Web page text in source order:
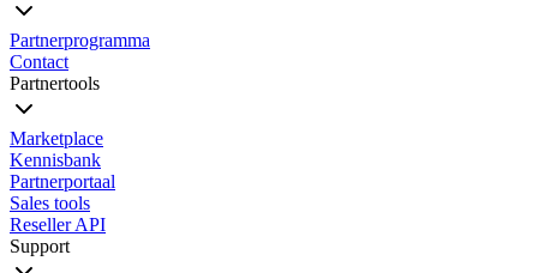
Partnerprogramma
Contact
Partnertools
Marketplace
Kennisbank
Partnerportaal
Sales tools
Reseller API
Support